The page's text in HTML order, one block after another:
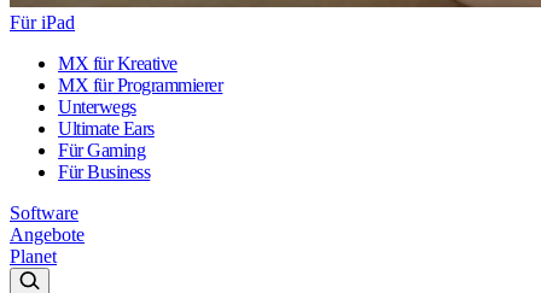
Für iPad
MX für Kreative
MX für Programmierer
Unterwegs
Ultimate Ears
Für Gaming
Für Business
Software
Angebote
Planet